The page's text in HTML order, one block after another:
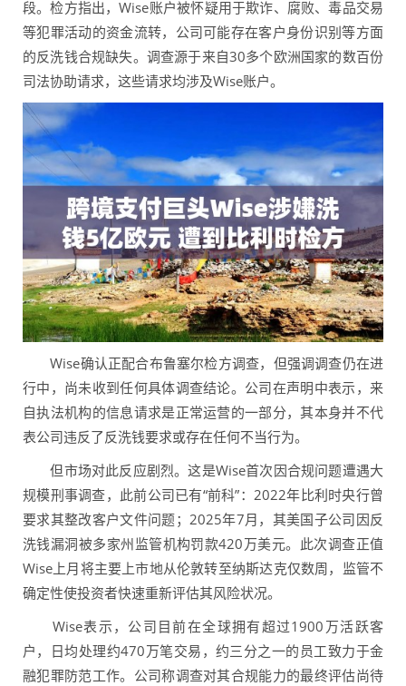
段。检方指出，Wise账户被怀疑用于欺诈、腐败、毒品交易
等犯罪活动的资金流转，公司可能存在客户身份识别等方面
的反洗钱合规缺失。调查源于来自30多个欧洲国家的数百份
司法协助请求，这些请求均涉及Wise账户。
Wise确认正配合布鲁塞尔检方调查，但强调调查仍在进
行中，尚未收到任何具体调查结论。公司在声明中表示，来
自执法机构的信息请求是正常运营的一部分，其本身并不代
表公司违反了反洗钱要求或存在任何不当行为。
但市场对此反应剧烈。这是Wise首次因合规问题遭遇大
规模刑事调查，此前公司已有“前科”：2022年比利时央行曾
要求其整改客户文件问题；2025年7月，其美国子公司因反
洗钱漏洞被多家州监管机构罚款420万美元。此次调查正值
Wise上月将主要上市地从伦敦转至纳斯达克仅数周，监管不
确定性使投资者快速重新评估其风险状况。
Wise表示，公司目前在全球拥有超过1900万活跃客
户，日均处理约470万笔交易，约三分之一的员工致力于金
融犯罪防范工作。公司称调查对其合规能力的最终评估尚待